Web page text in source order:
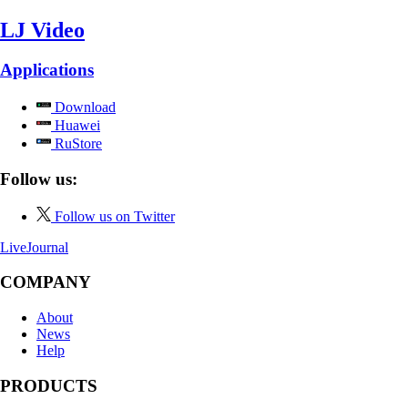
LJ Video
Applications
Download
Huawei
RuStore
Follow us:
Follow us on Twitter
LiveJournal
COMPANY
About
News
Help
PRODUCTS